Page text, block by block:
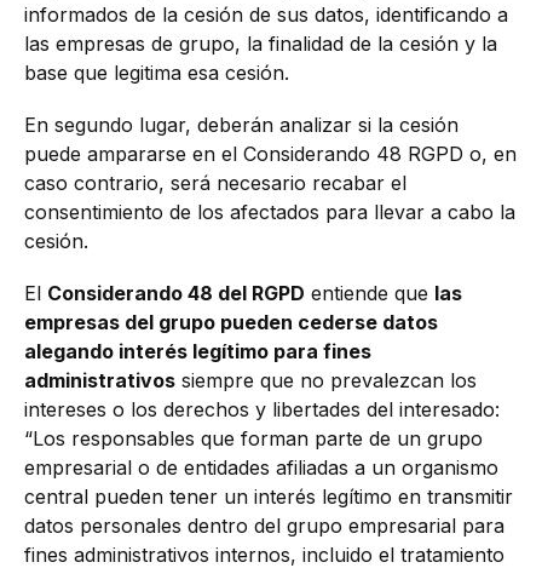
informados de la cesión de sus datos, identificando a
las empresas de grupo, la finalidad de la cesión y la
base que legitima esa cesión.
En segundo lugar, deberán analizar si la cesión
puede ampararse en el Considerando 48 RGPD o, en
caso contrario, será necesario recabar el
consentimiento de los afectados para llevar a cabo la
cesión.
El Considerando 48 del RGPD entiende que las
empresas del grupo pueden cederse datos
alegando interés legítimo para fines
administrativos siempre que no prevalezcan los
intereses o los derechos y libertades del interesado:
“Los responsables que forman parte de un grupo
empresarial o de entidades afiliadas a un organismo
central pueden tener un interés legítimo en transmitir
datos personales dentro del grupo empresarial para
fines administrativos internos, incluido el tratamiento